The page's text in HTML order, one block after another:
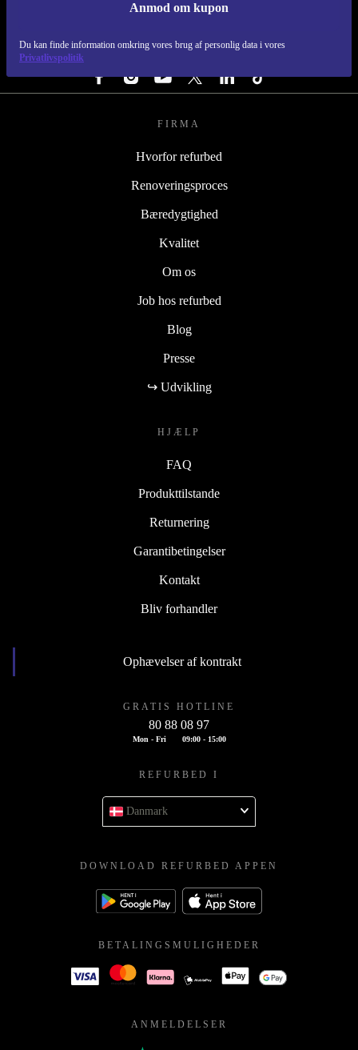
Anmod om kupon
Du kan finde information omkring vores brug af personlig data i vores
Privatlivspolitik
REFURBED DANMARK - RETHINK NEW.
FØLG OS
FIRMA
Hvorfor refurbed
Renoveringsproces
Bæredygtighed
Kvalitet
Om os
Job hos refurbed
Blog
Presse
↪ Udvikling
HJÆLP
FAQ
Produkttilstande
Returnering
Garantibetingelser
Kontakt
Bliv forhandler
Ophævelser af kontrakt
GRATIS HOTLINE
80 88 08 97
Mon - Fri 09:00 - 15:00
REFURBED I
Danmark
DOWNLOAD REFURBED APPEN
BETALINGSMULIGHEDER
ANMELDELSER